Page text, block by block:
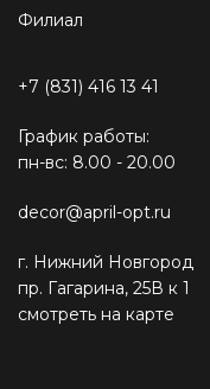
Филиал
+7 (831) 416 13 41
График работы:
пн-вс: 8.00 - 20.00
decor@april-opt.ru
г. Нижний Новгород
пр. Гагарина, 25В к 1
смотреть на карте